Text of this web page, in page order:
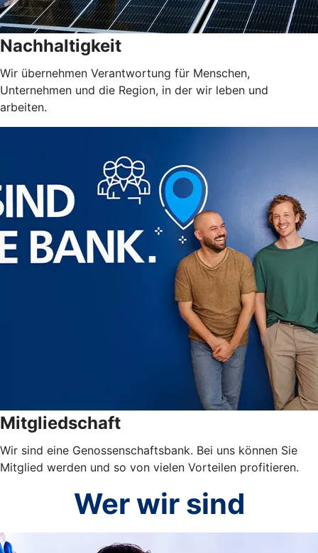
Nachhaltigkeit
Wir übernehmen Verantwortung für Menschen,
Unternehmen und die Region, in der wir leben und
arbeiten.
Mitgliedschaft
Wir sind eine Genossenschaftsbank. Bei uns können Sie
Mitglied werden und so von vielen Vorteilen profitieren.
Wer wir sind